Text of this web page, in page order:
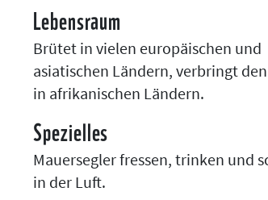
Lebensraum
Brütet in vielen europäischen und
asiatischen Ländern, verbringt
in afrikanischen Ländern.
Spezielles
Mauersegler fressen, trinken und
in der Luft.